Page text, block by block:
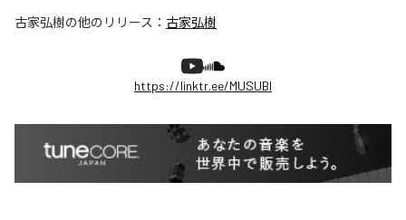
古家弘樹の他のリリース： 古家弘樹
https://linktr.ee/MUSUBI